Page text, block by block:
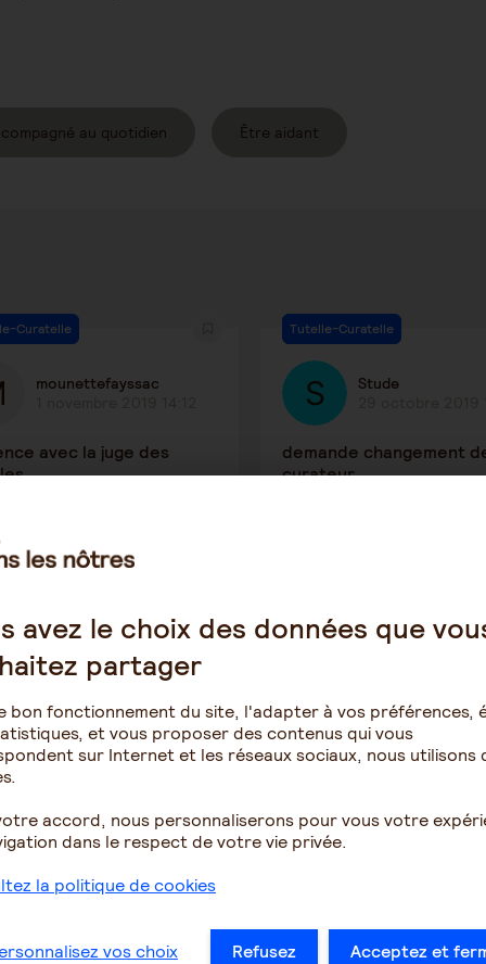
au quotidien Être aidant
Curatelle
mounettefayssac
avec la juge des
1838
Tutelle-Curatelle
Stude
demande changement
curateur
Danièle
16 octobre 2019 12:24
tutelle
1955
notaire et succession
3
1 … 52 53
avez le choix des données que
partager
bon fonctionnement du site, l'adapter à vos préférences,
et vous proposer des contenus qui vous
sur Internet et les réseaux sociaux, nous utilisons
accord, nous personnaliserons pour vous votre
dans le respect de votre vie privée.
la politique de cookies
vos choix Refusez Acceptez et